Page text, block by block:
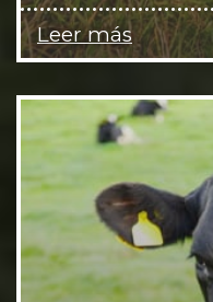
Leer más